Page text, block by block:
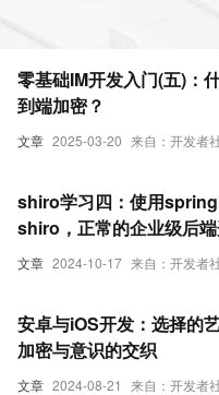
文章 2025-03-20 来自：开发者
零基础IM开发入门(五)：
到端加密？
文章 2024-10-17 来自：开发者
shiro学习四：使用
shiro，正常的企业级后
鉴权流程。使用redis做
文章 2024-08-21 来自：开发者
安卓与iOS开发：选择的
加密与意识的交织